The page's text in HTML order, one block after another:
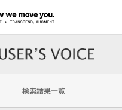
検索結果一覧